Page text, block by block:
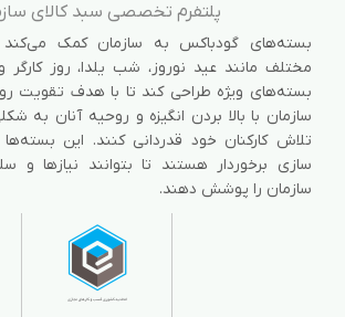
پلتفرم تخصصی سبد کالای
بسته‌های گودباکس به سازمان کمک می‌کند
مختلف مانند عید نوروز، شب یلدا، روز
بسته‌های ویژه طراحی کند تا با هدف تقویت
سازمان با بالا بردن انگیزه و روحیه آنان به
تلاش کارکنان خود قدردانی کنند. این
سازی برخوردار هستند تا بتوانند نیازها
سازمان را پوشش دهند.